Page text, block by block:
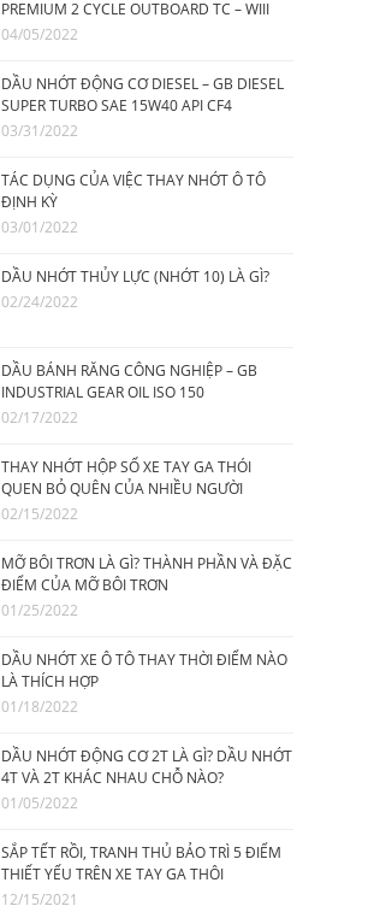
PREMIUM 2 CYCLE OUTBOARD TC – WIII
04/05/2022
DẦU NHỚT ĐỘNG CƠ DIESEL – GB DIESEL
SUPER TURBO SAE 15W40 API CF4
03/31/2022
TÁC DỤNG CỦA VIỆC THAY NHỚT Ô TÔ
ĐỊNH KỲ
03/01/2022
DẦU NHỚT THỦY LỰC (NHỚT 10) LÀ GÌ?
02/24/2022
DẦU BÁNH RĂNG CÔNG NGHIỆP – GB
INDUSTRIAL GEAR OIL ISO 150
02/17/2022
THAY NHỚT HỘP SỐ XE TAY GA THÓI
QUEN BỎ QUÊN CỦA NHIỀU NGƯỜI
02/15/2022
MỠ BÔI TRƠN LÀ GÌ? THÀNH PHẦN VÀ ĐẶC
ĐIỂM CỦA MỠ BÔI TRƠN
01/25/2022
DẦU NHỚT XE Ô TÔ THAY THỜI ĐIỂM NÀO
LÀ THÍCH HỢP
01/18/2022
DẦU NHỚT ĐỘNG CƠ 2T LÀ GÌ? DẦU NHỚT
4T VÀ 2T KHÁC NHAU CHỖ NÀO?
01/05/2022
SẮP TẾT RỒI, TRANH THỦ BẢO TRÌ 5 ĐIỂM
THIẾT YẾU TRÊN XE TAY GA THÔI
12/15/2021